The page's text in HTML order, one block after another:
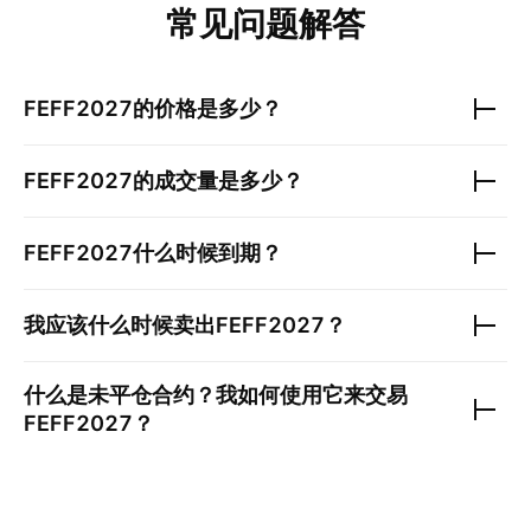
常见问题解答
FEFF2027的价格是多少？
FEFF2027的成交量是多少？
FEFF2027什么时候到期？
我应该什么时候卖出FEFF2027 ？
什么是未平仓合约？我如何使用它来交易
FEFF2027 ？